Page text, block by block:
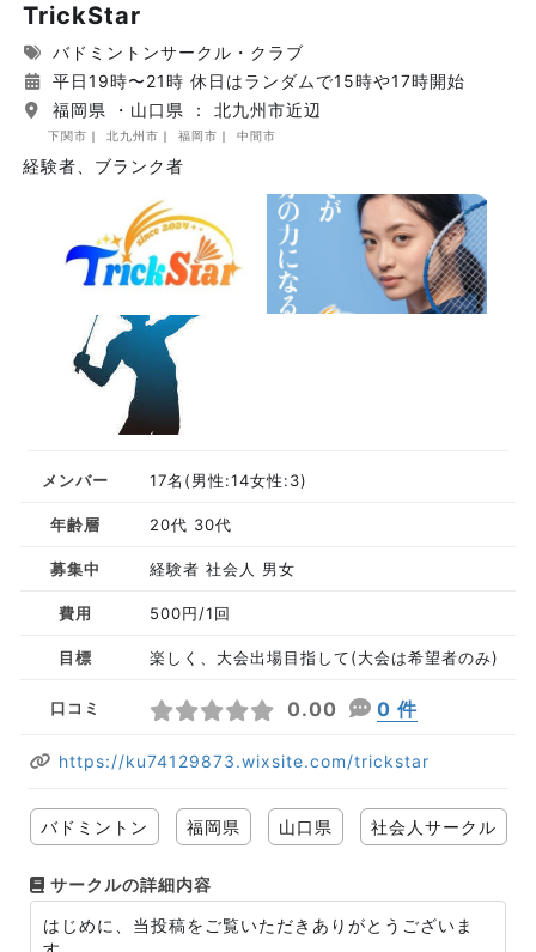
TrickStar
バドミントンサークル・クラブ
平日19時〜21時 休日はランダムで15時や17時開始
福岡県 ・山口県 ： 北九州市近辺
下関市 北九州市 福岡市 中間市
経験者、ブランク者
メンバー 17名(男性:14女性:3)
年齢層 20代 30代
募集中 経験者 社会人 男女
費用 500円/1回
目標 楽しく、大会出場目指して(大会は希望者のみ)
口コミ 0.00 0 件
https://ku74129873.wixsite.com/trickstar
バドミントン 福岡県 山口県 社会人サークル
サークルの詳細内容
はじめに、当投稿をご覧いただきありがとうございま